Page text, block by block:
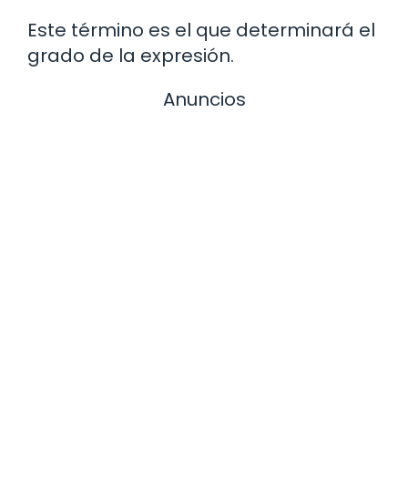
Este término es el que determinará el
grado de la expresión.
Anuncios